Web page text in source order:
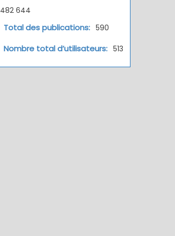
482 644
Total des publications: 590
Nombre total d’utilisateurs: 513